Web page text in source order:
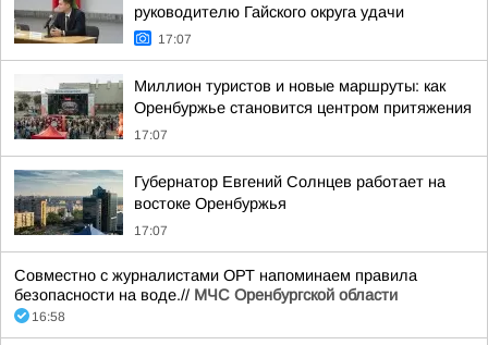
руководителю Гайского округа удачи
17:07
Миллион туристов и новые маршруты: как
Оренбуржье становится центром притяжения
17:07
Губернатор Евгений Солнцев работает на
востоке Оренбуржья
17:07
Совместно с журналистами ОРТ напоминаем правила
безопасности на воде.// МЧС Оренбургской области
16:58